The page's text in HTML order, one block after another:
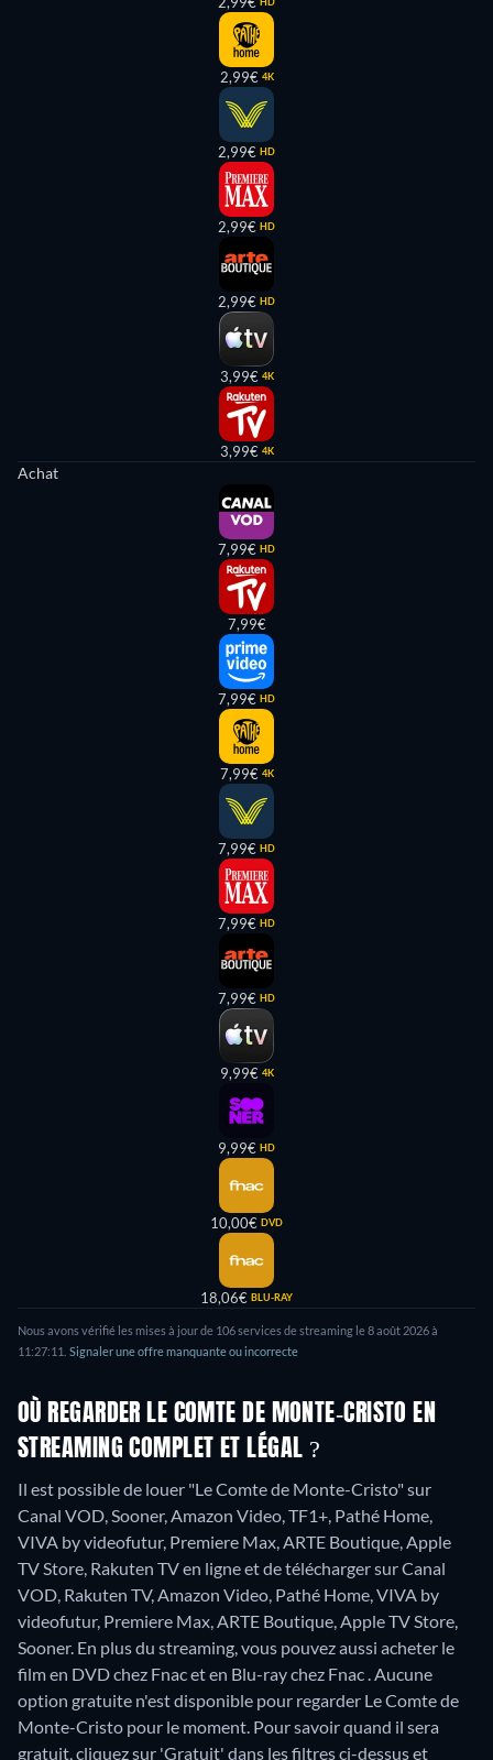
2,99€ 4K
2,99€ HD
2,99€ HD
2,99€ HD
3,99€ 4K
3,99€ 4K
Achat
7,99€ HD
7,99€
7,99€ HD
7,99€ 4K
7,99€ HD
7,99€ HD
7,99€ HD
9,99€ 4K
9,99€ HD
10,00€ DVD
18,06€ BLU-RAY
Nous avons vérifié les mises à jour de 106services de streaming le8 août 2026à
11:27:11 Signaler une offre manquante ou incorrecte
OÙ REGARDER LE COMTE DE MONTE-CRISTO EN
STREAMING COMPLET ET LÉGAL ?
Il est possible de louer "Le Comte de Monte-Cristo" sur
Canal VOD, Sooner, Amazon Video, TF1+, Pathé Home,
VIVA by videofutur, Premiere Max, ARTE Boutique, Apple
TV Store, Rakuten TV en ligne et de télécharger sur Canal
VOD, Rakuten TV, Amazon Video, Pathé Home, VIVA by
videofutur, Premiere Max, ARTE Boutique, Apple TV Store,
Sooner. En plus du streaming, vous pouvez aussi acheter le
film en DVD chez Fnac et en Blu-ray chez Fnac .Aucune
option gratuite n'est disponible pour regarder Le Comte de
Monte-Cristo pour le moment. Pour savoir quand il sera
gratuit, cliquez sur 'Gratuit' dans les filtres ci-dessus et